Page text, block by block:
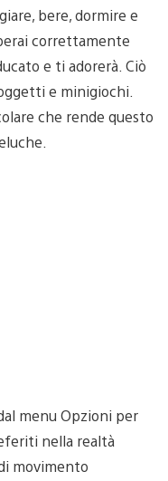
bere, dormire e
correttamente
e ti adorerà. Ciò
e minigiochi.
che rende questo
menu Opzioni per
nella realtà
movimento